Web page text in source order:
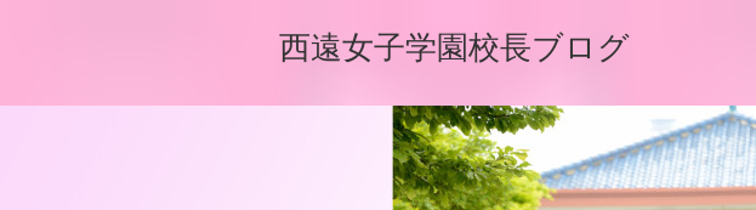
西遠女子学園校長ブログ